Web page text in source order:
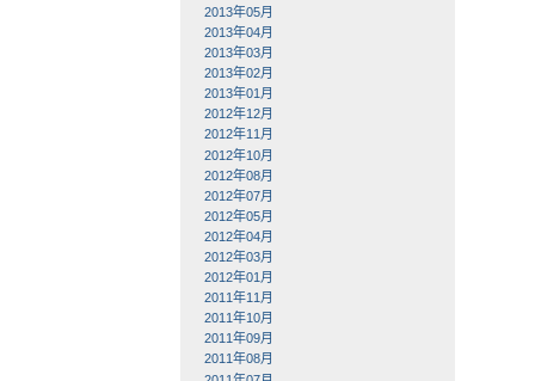
2013年05月
2013年04月
2013年03月
2013年02月
2013年01月
2012年12月
2012年11月
2012年10月
2012年08月
2012年07月
2012年05月
2012年04月
2012年03月
2012年01月
2011年11月
2011年10月
2011年09月
2011年08月